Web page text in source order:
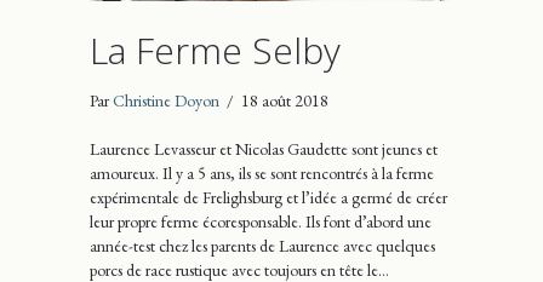
La Ferme Selby
ParChristine Doyon / 18 août 2018
Laurence Levasseur et Nicolas Gaudette sont jeunes et
amoureux. Il y a 5 ans, ils se sont rencontrés à la ferme
expérimentale de Frelighsburg et l’idée a germé de créer
leur propre ferme écoresponsable. Ils font d’abord une
année-test chez les parents de Laurence avec quelques
porcs de race rustique avec toujours en tête le…